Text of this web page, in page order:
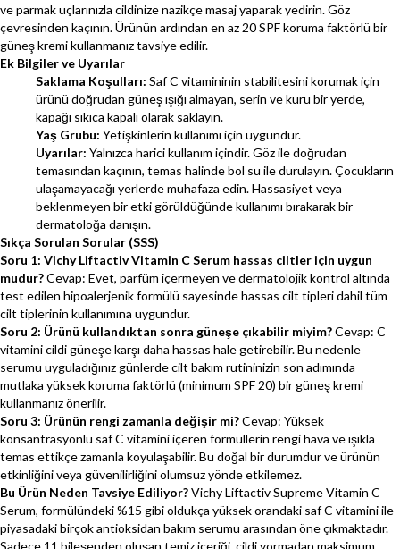
ve parmak uçlarınızla cildinize nazikçe masaj yaparak yedirin. Göz
çevresinden kaçının. Ürünün ardından en az 20 SPF koruma faktörlü bir
güneş kremi kullanmanız tavsiye edilir.
Ek Bilgiler ve Uyarılar
Saklama Koşulları: Saf C vitamininin stabilitesini korumak için
ürünü doğrudan güneş ışığı almayan, serin ve kuru bir yerde,
kapağı sıkıca kapalı olarak saklayın.
Yaş Grubu: Yetişkinlerin kullanımı için uygundur.
Uyarılar: Yalnızca harici kullanım içindir. Göz ile doğrudan
temasından kaçının, temas halinde bol su ile durulayın. Çocukların
ulaşamayacağı yerlerde muhafaza edin. Hassasiyet veya
beklenmeyen bir etki görüldüğünde kullanımı bırakarak bir
dermatoloğa danışın.
Sıkça Sorulan Sorular (SSS)
Soru 1: Vichy Liftactiv Vitamin C Serum hassas ciltler için uygun
mudur?Cevap: Evet, parfüm içermeyen ve dermatolojik kontrol altında
test edilen hipoalerjenik formülü sayesinde hassas cilt tipleri dahil tüm
cilt tiplerinin kullanımına uygundur.
Soru 2: Ürünü kullandıktan sonra güneşe çıkabilir miyim?Cevap: C
vitamini cildi güneşe karşı daha hassas hale getirebilir. Bu nedenle
serumu uyguladığınız günlerde cilt bakım rutininizin son adımında
mutlaka yüksek koruma faktörlü (minimum SPF 20) bir güneş kremi
kullanmanız önerilir.
Soru 3: Ürünün rengi zamanla değişir mi?Cevap: Yüksek
konsantrasyonlu saf C vitamini içeren formüllerin rengi hava ve ışıkla
temas ettikçe zamanla koyulaşabilir. Bu doğal bir durumdur ve ürünün
etkinliğini veya güvenilirliğini olumsuz yönde etkilemez.
Bu Ürün Neden Tavsiye Ediliyor?Vichy Liftactiv Supreme Vitamin C
Serum, formülündeki %15 gibi oldukça yüksek orandaki saf C vitamini ile
piyasadaki birçok antioksidan bakım serumu arasından öne çıkmaktadır.
Sadece 11 bileşenden oluşan temiz içeriği, cildi yormadan maksimum